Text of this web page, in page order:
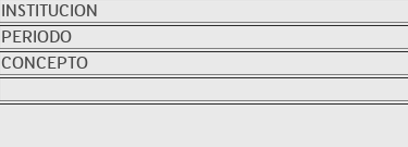
INSTITUCION
PERIODO
CONCEPTO